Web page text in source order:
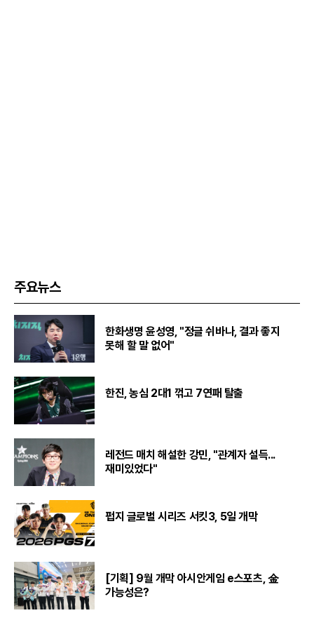
주요뉴스
한화생명 윤성영, "정글 쉬바나, 결과 좋지
못해 할 말 없어"
한진, 농심 2대1 꺾고 7연패 탈출
레전드 매치 해설한 강민, "관계자 설득...
재미있었다"
펍지 글로벌 시리즈 서킷3, 5일 개막
[기획] 9월 개막 아시안게임 e스포츠, 金
가능성은?